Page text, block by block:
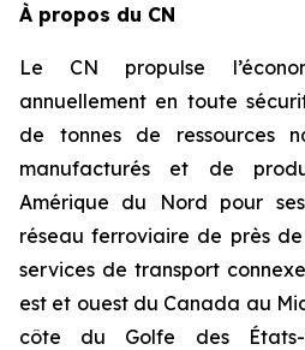
À propos du CN
Le CN propulse
annuellement en toute
de tonnes de ressources
manufacturés et de
Amérique du Nord pour
réseau ferroviaire de près
services de transport
est et ouest du Canada au
côte du Golfe des États-